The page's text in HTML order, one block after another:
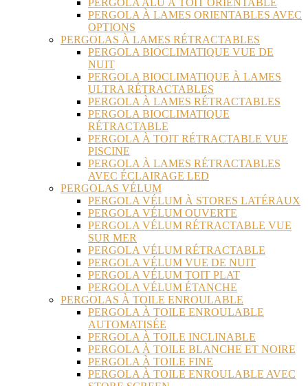
PERGOLA ALU À TOIT ORIENTABLE
PERGOLA À LAMES ORIENTABLES AVEC
OPTIONS
PERGOLAS À LAMES RÉTRACTABLES
PERGOLA BIOCLIMATIQUE VUE DE
NUIT
PERGOLA BIOCLIMATIQUE À LAMES
ULTRA RÉTRACTABLES
PERGOLA À LAMES RÉTRACTABLES
PERGOLA BIOCLIMATIQUE
RÉTRACTABLE
PERGOLA À TOIT RÉTRACTABLE VUE
PISCINE
PERGOLA À LAMES RÉTRACTABLES
AVEC ÉCLAIRAGE LED
PERGOLAS VÉLUM
PERGOLA VÉLUM À STORES LATÉRAUX
PERGOLA VÉLUM OUVERTE
PERGOLA VÉLUM RÉTRACTABLE VUE
SUR MER
PERGOLA VÉLUM RÉTRACTABLE
PERGOLA VÉLUM VUE DE NUIT
PERGOLA VÉLUM TOIT PLAT
PERGOLA VÉLUM ÉTANCHE
PERGOLAS À TOILE ENROULABLE
PERGOLA À TOILE ENROULABLE
AUTOMATISÉE
PERGOLA À TOILE INCLINABLE
PERGOLA À TOILE BLANCHE ET NOIRE
PERGOLA À TOILE FINE
PERGOLA À TOILE ENROULABLE AVEC